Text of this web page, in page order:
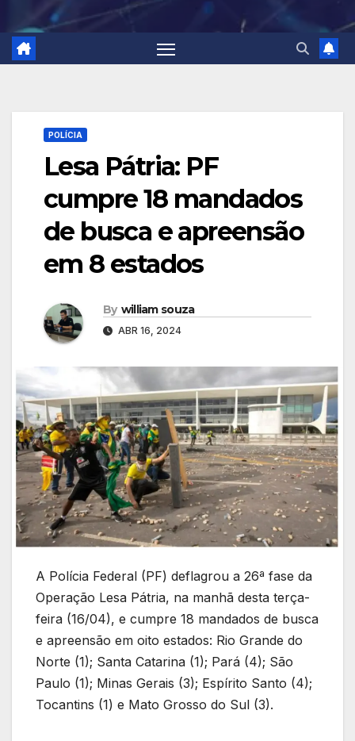
POLÍCIA
Lesa Pátria: PF
cumpre 18 mandados
de busca e apreensão
em 8 estados
By william souza
ABR 16, 2024
A Polícia Federal (PF) deflagrou a 26ª fase da
Operação Lesa Pátria, na manhã desta terça-
feira (16/04), e cumpre 18 mandados de busca
e apreensão em oito estados: Rio Grande do
Norte (1); Santa Catarina (1); Pará (4); São
Paulo (1); Minas Gerais (3); Espírito Santo (4);
Tocantins (1) e Mato Grosso do Sul (3).